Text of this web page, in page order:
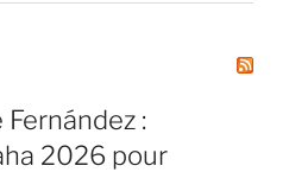
:
2026 pour